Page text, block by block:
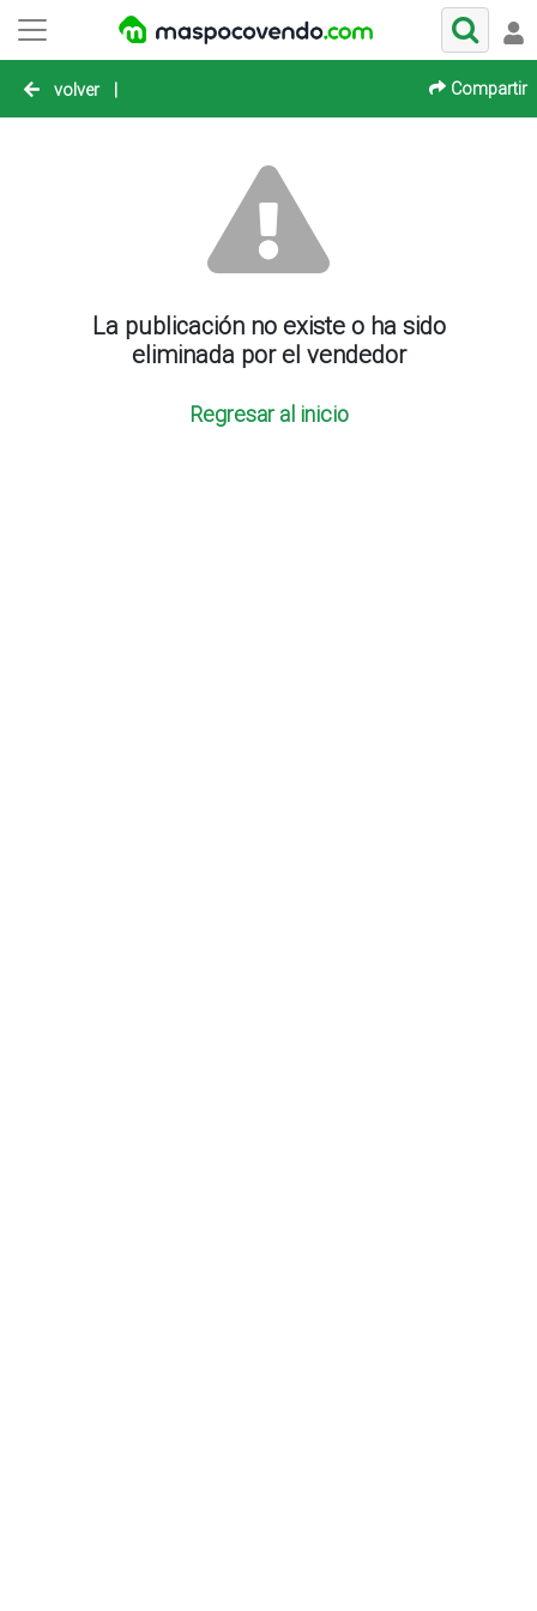
volver | Compartir
La publicación no existe o ha sido
eliminada por el vendedor
Regresar al inicio